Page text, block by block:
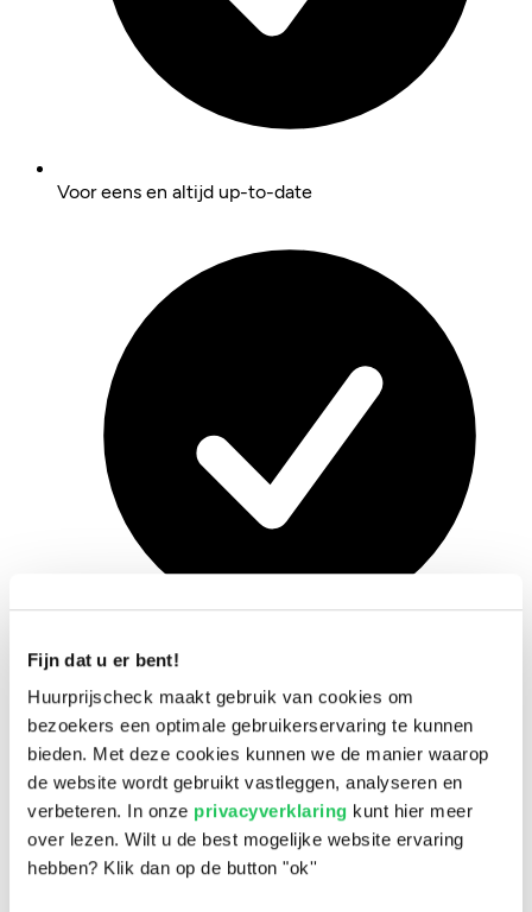
Fijn dat u er bent!
Huurprijscheck maakt gebruik van cookies om
bezoekers een optimale gebruikerservaring te kunnen
bieden. Met deze cookies kunnen we de manier waarop
de website wordt gebruikt vastleggen, analyseren en
verbeteren. In onze privacyverklaring kunt hier meer
over lezen. Wilt u de best mogelijke website ervaring
hebben? Klik dan op de button "ok''
Voor eens en altijd up-to-date